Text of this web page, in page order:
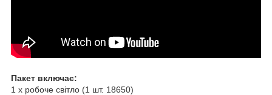
Пакет включає:
1 x робоче світло (1 шт. 18650)